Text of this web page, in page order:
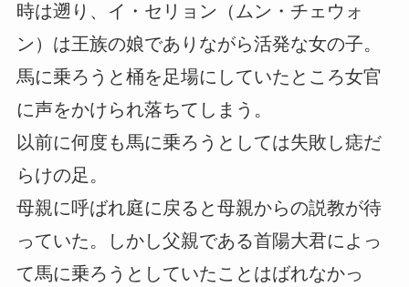
時は遡り、イ・セリョン（ムン・チェウォ
ン）は王族の娘でありながら活発な女の子。
馬に乗ろうと桶を足場にしていたところ女官
に声をかけられ落ちてしまう。
以前に何度も馬に乗ろうとしては失敗し痣だ
らけの足。
母親に呼ばれ庭に戻ると母親からの説教が待
っていた。しかし父親である首陽大君によっ
て馬に乗ろうとしていたことはばれなかっ